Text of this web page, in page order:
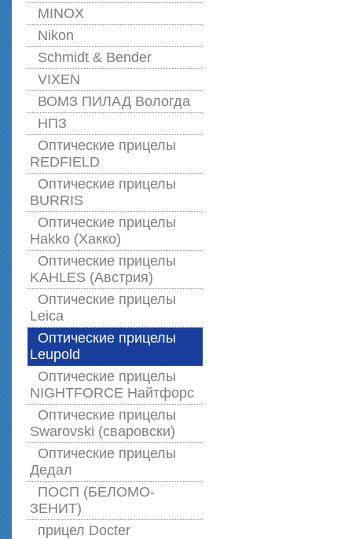
MINOX
Nikon
Schmidt & Bender
VIXEN
ВОМЗ ПИЛАД Вологда
НПЗ
Оптические прицелы
REDFIELD
Оптические прицелы
BURRIS
Оптические прицелы
Hakko (Хакко)
Оптические прицелы
KAHLES (Австрия)
Оптические прицелы
Leica
Оптические прицелы
Leupold
Оптические прицелы
NIGHTFORCE Найтфорс
Оптические прицелы
Swarovski (сваровски)
Оптические прицелы
Дедал
ПОСП (БЕЛОМО-
ЗЕНИТ)
прицел Docter